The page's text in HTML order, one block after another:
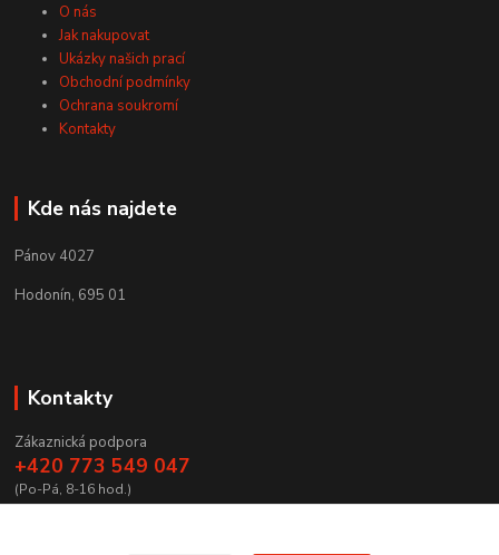
O nás
Jak nakupovat
Ukázky našich prací
Obchodní podmínky
Ochrana soukromí
Kontakty
Kde nás najdete
Pánov 4027
Hodonín, 695 01
Kontakty
Zákaznická podpora
+420 773 549 047
(Po-Pá, 8-16 hod.)